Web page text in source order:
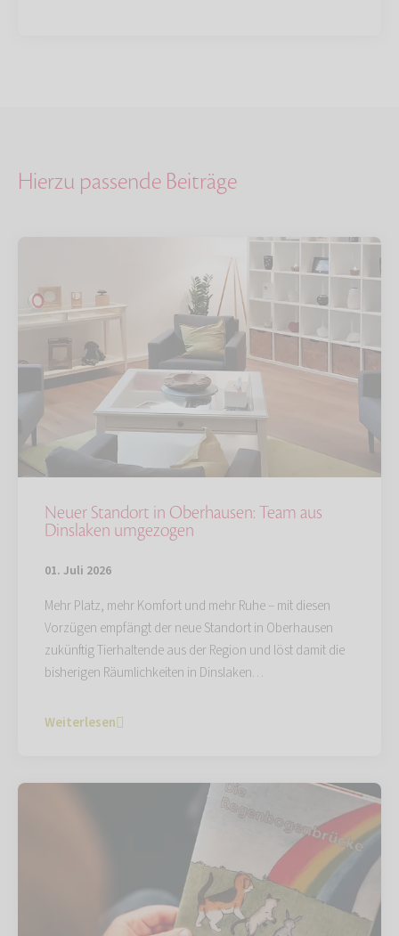
Hierzu passende Beiträge
Neuer Standort in Oberhausen: Team aus
Dinslaken umgezogen
01. Juli 2026
Mehr Platz, mehr Komfort und mehr Ruhe – mit diesen
Vorzügen empfängt der neue Standort in Oberhausen
zukünftig Tierhaltende aus der Region und löst damit die
bisherigen Räumlichkeiten in Dinslaken…
Weiterlesen